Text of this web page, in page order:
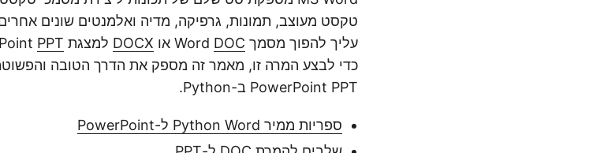
עליך להפוך מסמך Word DOC או DOCX למצגת PowerPoint PPT
PowerPoint PPT ב-Python.
ספריות ממיר Python Word ל-PowerPoint